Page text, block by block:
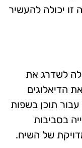
זו יכולה להעשיר
לשדרג את
הדיאלוגים
עבור תוכן בשפות
בסביבות
של השיח.